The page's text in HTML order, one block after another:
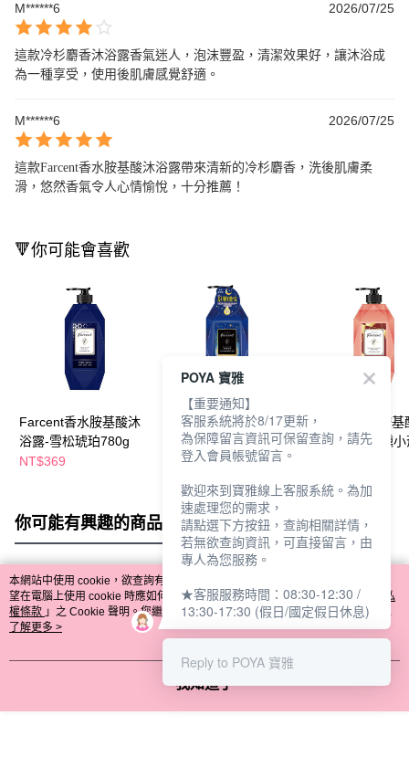
M******6
2026/07/25
這款冷杉麝香沐浴露香氣迷人，泡沫豐盈，清潔效果好，讓沐浴成
為一種享受，使用後肌膚感覺舒適。
M******6 2026/07/25
這款Farcent香水胺基酸沐浴露帶來清新的冷杉麝香，洗後肌膚柔
滑，悠然香氣令人心情愉悅，十分推薦！
🔻你可能會喜歡
Farcent香水胺基酸沐
浴露-雪松琥珀780g
NT$369
Farcent胺基酸精油沐
浴露780g沉靜麝香
NT$249
Farcent香水胺基
浴露780g-微醺小
你可能有興趣的商品 全站排行
熱門標籤
本網站中使用 cookie，欲查詢有關本網站使用 cookie 方式之詳情，及若您不希
望在電腦上使用 cookie 時應如何變更電腦的 cookie 設定，請參閱本網站「
隱私
權條款 」之 Cookie 聲明。您繼續使用本網站即表示您同意本公司得按本網站使
用條款之 Cookie 聲明使用 cookie。
了解更多 >
我知道了
POYA 寶雅
【重要通知】
客服系統將於8/17更新，
為保障留言資訊可保留查詢，請先
登入會員帳號留言。
歡迎來到寶雅線上客服系統。為加
速處理您的需求，
請點選下方按鈕，查詢相關詳情，
若無欲查詢資訊，可直接留言，由
專人為您服務。
★客服服務時間：08:30-12:30 /
13:30-17:30 (假日/國定假日休息)
Reply to POYA 寶雅